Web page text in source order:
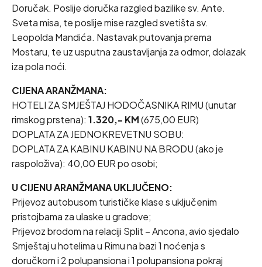
Doručak. Poslije doručka razgled bazilike sv. Ante.
Sveta misa, te poslije mise razgled svetišta sv.
Leopolda Mandića. Nastavak putovanja prema
Mostaru, te uz usputna zaustavljanja za odmor, dolazak
iza pola noći.
CIJENA ARANŽMANA:
HOTELI ZA SMJEŠTAJ HODOČASNIKA RIMU (unutar
rimskog prstena): 1.320,- KM(675,00 EUR)
DOPLATA ZA JEDNOKREVETNU SOBU:
DOPLATA ZA KABINU KABINU NA BRODU (ako je
raspoloživa): 40,00 EUR po osobi;
U CIJENU ARANŽMANA UKLJUČENO:
Prijevoz autobusom turističke klase s uključenim
pristojbama za ulaske u gradove;
Prijevoz brodom na relaciji Split – Ancona, avio sjedalo
Smještaj u hotelima u Rimu na bazi 1 noćenja s
doručkom i 2 polupansiona i 1 polupansiona pokraj